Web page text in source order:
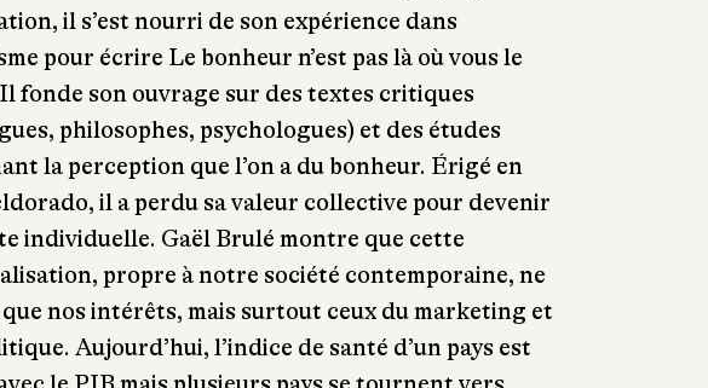
il s’est nourri de son expérience dans
pour écrire Le bonheur n’est pas là où vous le
fonde son ouvrage sur des textes critiques
philosophes, psychologues) et des études
la perception que l’on a du bonheur. Érigé en
il a perdu sa valeur collective pour devenir
individuelle. Gaël Brulé montre que cette
propre à notre société contemporaine, ne
nos intérêts, mais surtout ceux du marketing et
Aujourd’hui, l’indice de santé d’un pays est